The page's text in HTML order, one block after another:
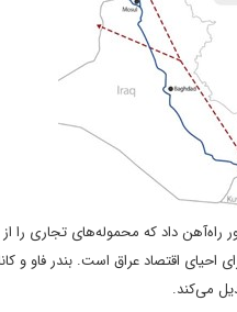
داد که محموله‌های تجاری را از
احیای اقتصاد عراق است. بندر فاو
می‌کند.